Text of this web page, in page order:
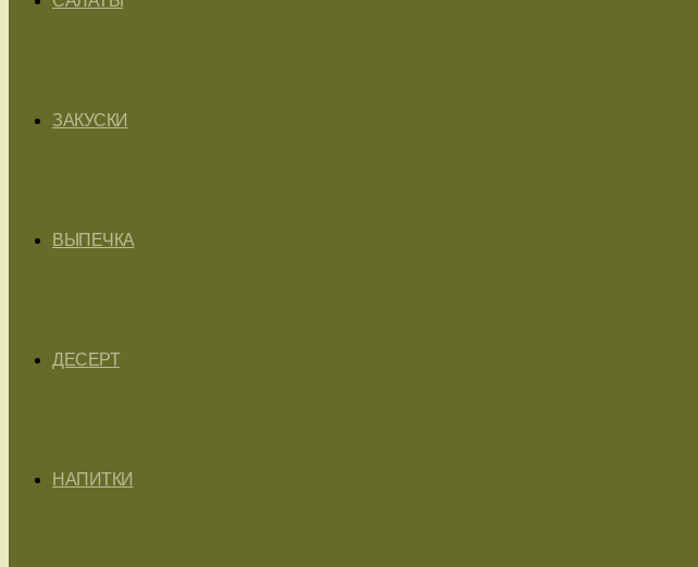
ЗАКУСКИ
ВЫПЕЧКА
ДЕСЕРТ
НАПИТКИ